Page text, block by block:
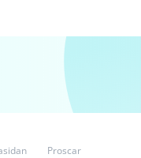
Proscar